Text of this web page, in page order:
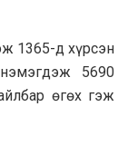
1365-д хүрсэн
5690
өгөx гэж